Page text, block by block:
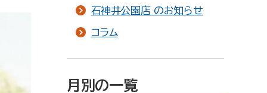
石神井公園店 のお知らせ
コラム
月別の一覧